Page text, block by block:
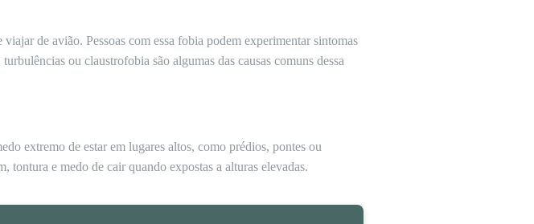
de avião. Pessoas com essa fobia podem experimentar sintomas
ou claustrofobia são algumas das causas comuns dessa
extremo de estar em lugares altos, como prédios, pontes ou
tontura e medo de cair quando expostas a alturas elevadas.